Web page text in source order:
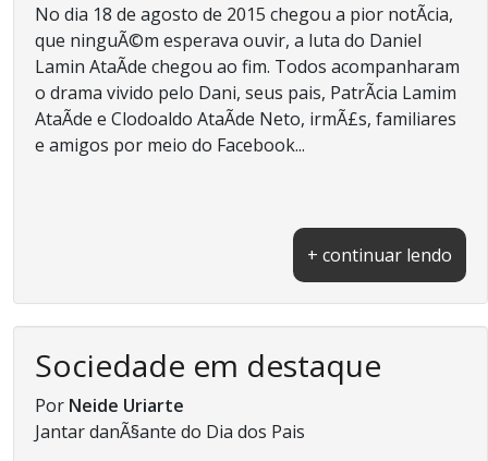
No dia 18 de agosto de 2015 chegou a pior notÃ­cia,
que ninguÃ©m esperava ouvir, a luta do Daniel
Lamin AtaÃ­de chegou ao fim. Todos acompanharam
o drama vivido pelo Dani, seus pais, PatrÃ­cia Lamim
AtaÃ­de e Clodoaldo AtaÃ­de Neto, irmÃ£s, familiares
e amigos por meio do Facebook...
+ continuar lendo
Sociedade em destaque
Por Neide Uriarte
Jantar danÃ§ante do Dia dos Pais